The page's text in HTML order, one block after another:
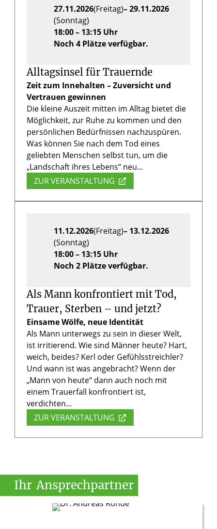
Alltagsinsel für Trauernde
Zeit zum Innehalten – Zuversicht und
Vertrauen gewinnen
Die kleine Auszeit mitten im Alltag bietet die
Möglichkeit, zur Ruhe zu kommen und den
persönlichen Bedürfnissen nachzuspüren.
Was können Sie nach dem Tod eines
geliebten Menschen selbst tun, um die
„Landschaft ihres Lebens“ neu...
ZUR VERANSTALTUNG
27.11.2026(Freitag)– 29.11.2026
(Sonntag)
18:00 – 13:15 Uhr
Noch 4 Plätze verfügbar.
Als Mann konfrontiert mit Tod,
Trauer, Sterben – und jetzt?
Einsame Wölfe, neue Identität
Als Mann unterwegs zu sein in dieser Welt,
ist irritierend. Wie sind Männer heute? Hart,
weich, beides? Kerl oder Gefühlsstreichler?
Und wann ist was angebracht? Wenn der
„Mann von heute“ dann auch noch mit
einem Trauerfall konfrontiert ist,
verdichten...
ZUR VERANSTALTUNG
11.12.2026(Freitag)– 13.12.2026
(Sonntag)
18:00 – 13:15 Uhr
Noch 2 Plätze verfügbar.
Ihr Ansprechpartner